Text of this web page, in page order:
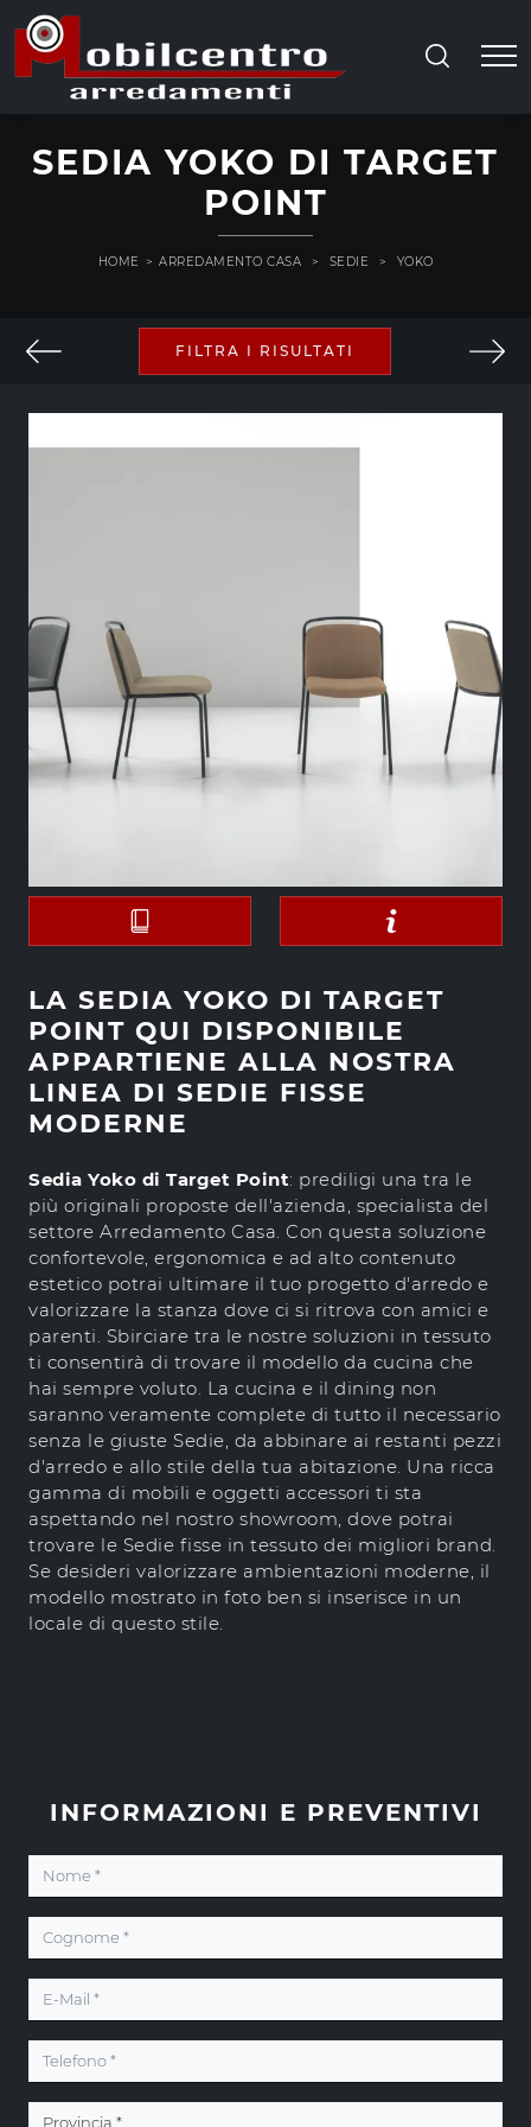
SEDIA YOKO DI TARGET
POINT
HOME > ARREDAMENTO CASA > SEDIE > YOKO
FILTRA I RISULTATI
LA SEDIA YOKO DI TARGET
POINT QUI DISPONIBILE
APPARTIENE ALLA NOSTRA
LINEA DI SEDIE FISSE
MODERNE
Sedia Yoko di Target Point: prediligi una tra le
più originali proposte dell'azienda, specialista del
settore Arredamento Casa. Con questa soluzione
confortevole, ergonomica e ad alto contenuto
estetico potrai ultimare il tuo progetto d'arredo e
valorizzare la stanza dove ci si ritrova con amici e
parenti. Sbirciare tra le nostre soluzioni in tessuto
ti consentirà di trovare il modello da cucina che
hai sempre voluto. La cucina e il dining non
saranno veramente complete di tutto il necessario
senza le giuste Sedie, da abbinare ai restanti pezzi
d'arredo e allo stile della tua abitazione. Una ricca
gamma di mobili e oggetti accessori ti sta
aspettando nel nostro showroom, dove potrai
trovare le Sedie fisse in tessuto dei migliori brand.
Se desideri valorizzare ambientazioni moderne, il
modello mostrato in foto ben si inserisce in un
locale di questo stile.
INFORMAZIONI E PREVENTIVI